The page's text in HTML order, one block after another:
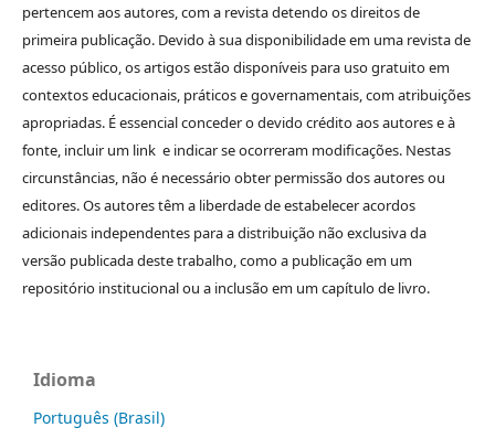
pertencem aos autores, com a revista detendo os direitos de
primeira publicação. Devido à sua disponibilidade em uma revista de
acesso público, os artigos estão disponíveis para uso gratuito em
contextos educacionais, práticos e governamentais, com atribuições
apropriadas. É essencial conceder o devido crédito aos autores e à
fonte, incluir um link e indicar se ocorreram modificações. Nestas
circunstâncias, não é necessário obter permissão dos autores ou
editores. Os autores têm a liberdade de estabelecer acordos
adicionais independentes para a distribuição não exclusiva da
versão publicada deste trabalho, como a publicação em um
repositório institucional ou a inclusão em um capítulo de livro.
Idioma
Português (Brasil)